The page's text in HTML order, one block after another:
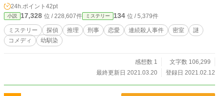
24h.ポイント 42pt
小説 17,328 位 / 228,607件 ミステリー 134 位 / 5,379件
ミステリー 探偵 推理 刑事 恋愛 連続殺人事件 密室
謎
コメディ
幼馴染
感想数 1
文字数 106,299
最終更新日 2021.03.20
登録日 2021.02.12